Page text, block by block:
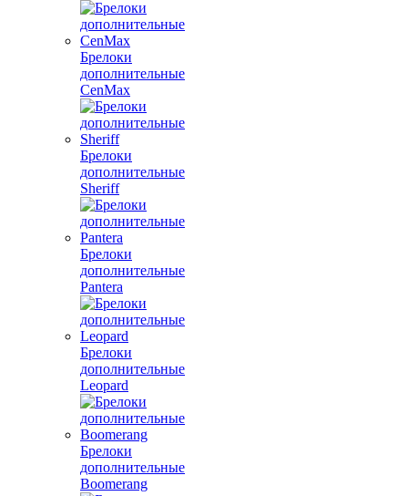
Брелоки
дополнительные
CenMax
Брелоки
дополнительные
Sheriff
Брелоки
дополнительные
Pantera
Брелоки
дополнительные
Leopard
Брелоки
дополнительные
Boomerang